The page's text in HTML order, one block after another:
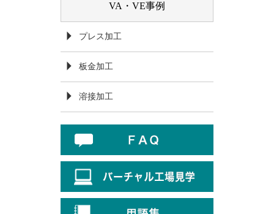
VA・VE事例
プレス加工
板金加工
溶接加工